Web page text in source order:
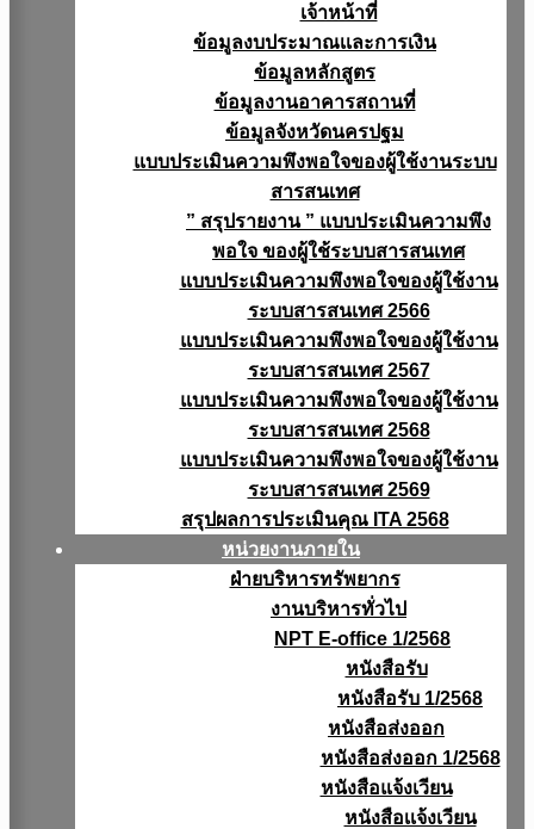
เจ้าหน้าที่
ข้อมูลงบประมาณเเละการเงิน
ข้อมูลหลักสูตร
ข้อมูลงานอาคารสถานที่
ข้อมูลจังหวัดนครปฐม
แบบประเมินความพึงพอใจของผู้ใช้งานระบบ
สารสนเทศ
” สรุปรายงาน ” แบบประเมินความพึง
พอใจ ของผู้ใช้ระบบสารสนเทศ
แบบประเมินความพึงพอใจของผู้ใช้งาน
ระบบสารสนเทศ 2566
แบบประเมินความพึงพอใจของผู้ใช้งาน
ระบบสารสนเทศ 2567
แบบประเมินความพึงพอใจของผู้ใช้งาน
ระบบสารสนเทศ 2568
แบบประเมินความพึงพอใจของผู้ใช้งาน
ระบบสารสนเทศ 2569
สรุปผลการประเมินคุณ ITA 2568
หน่วยงานภายใน
ฝ่ายบริหารทรัพยากร
งานบริหารทั่วไป
NPT E-office 1/2568
หนังสือรับ
หนังสือรับ 1/2568
หนังสือส่งออก
หนังสือส่งออก 1/2568
หนังสือแจ้งเวียน
หนังสือเเจ้งเวียน